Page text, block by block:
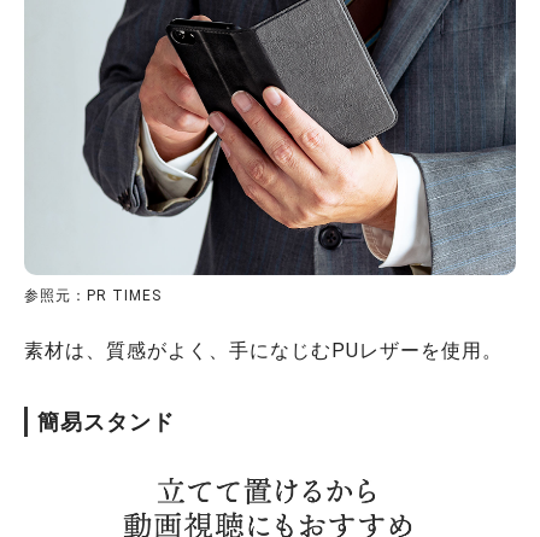
参照元：PR TIMES
素材は、質感がよく、手になじむPUレザーを使用。
簡易スタンド